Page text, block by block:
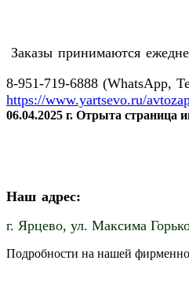
Заказы принимаются
8-951-719-6888 (WhatsApp,
https://www.yartsevo.ru/
06.04.2025 г. Отрыта страница
Наш адрес:
г. Ярцево, ул. Максима
Подробности на нашей